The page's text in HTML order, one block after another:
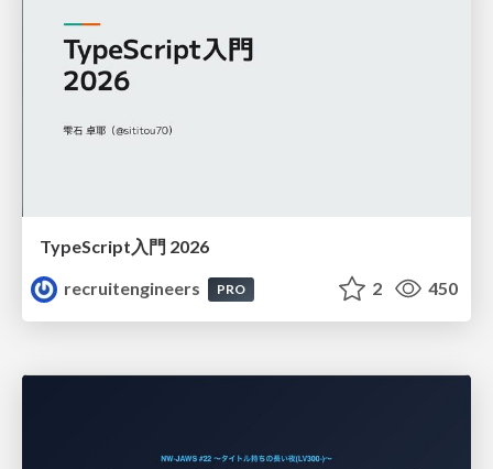
TypeScript入門 2026
recruitengineers
PRO 2 450